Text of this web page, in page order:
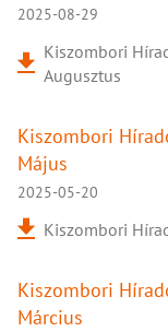
2025-08-29
Kiszombori
Augusztus
Kiszombori
Május
2025-05-20
Kiszombori
Kiszombori
Március